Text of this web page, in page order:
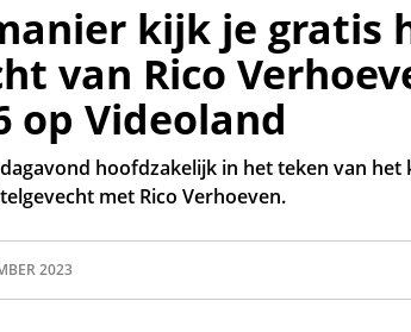
kijk je gratis
van Rico
op Videoland
hoofdzakelijk in het teken van het
met Rico Verhoeven.
2023